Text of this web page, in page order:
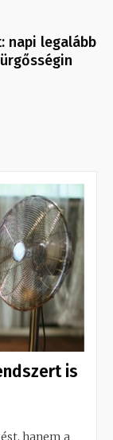
napi legalább
is
hanem a